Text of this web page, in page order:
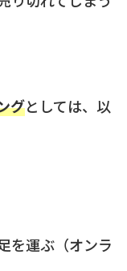
グとしては、以
を運ぶ（オンラ